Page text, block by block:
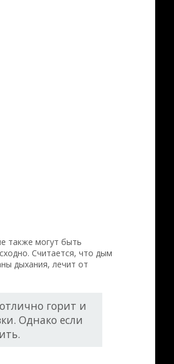
также могут быть
Считается, что дым
дыхания, лечит от
горит и
Однако если